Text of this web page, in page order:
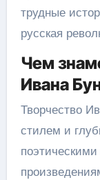
трудные
русская
Чем
Ивана
Творчество
стилем и